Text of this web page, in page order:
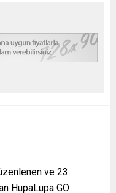
ve 23
HupaLupa GO